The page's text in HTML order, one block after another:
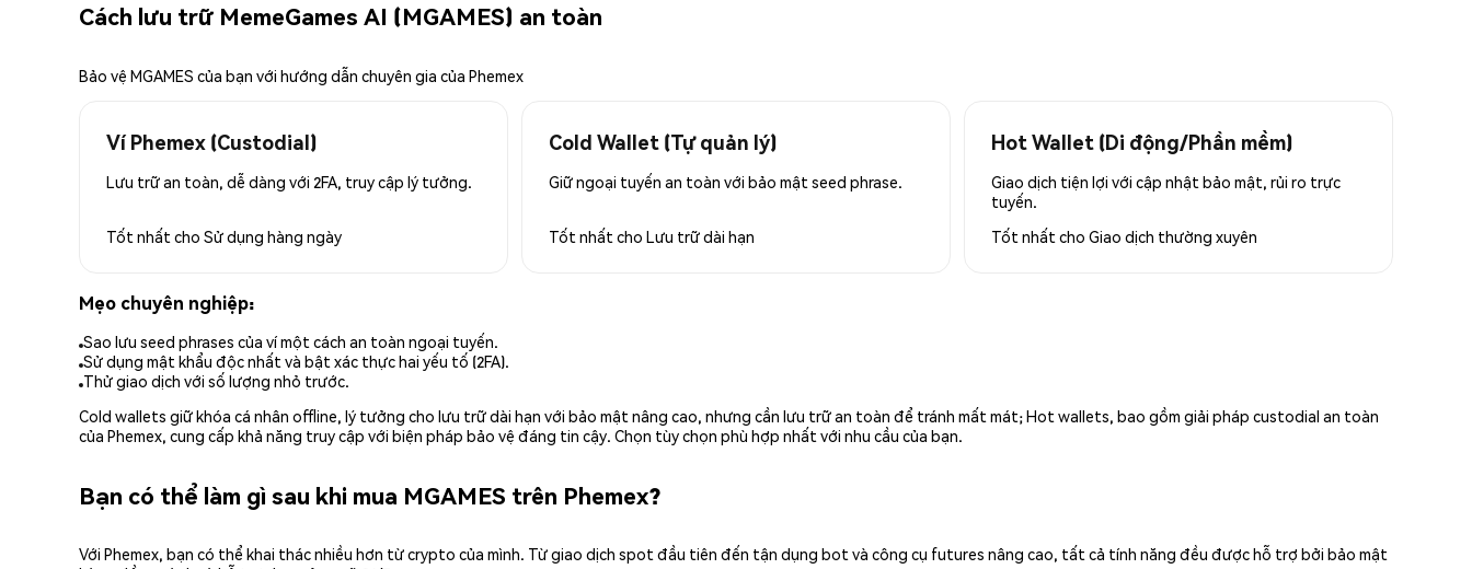
Cách lưu trữ MemeGames AI (MGAMES) an toàn
Bảo vệ MGAMES của bạn với hướng dẫn chuyên gia của Phemex
Ví Phemex (Custodial)
Lưu trữ an toàn, dễ dàng với 2FA, truy cập lý tưởng.
Tốt nhất cho Sử dụng hàng ngày
Cold Wallet (Tự quản lý)
Giữ ngoại tuyến an toàn với bảo mật seed phrase.
Tốt nhất cho Lưu trữ dài hạn
Hot Wallet (Di động/Phần mềm)
Giao dịch tiện lợi với cập nhật bảo mật, rủi ro trực
tuyến.
Tốt nhất cho Giao dịch thường xuyên
Mẹo chuyên nghiệp:
Sao lưu seed phrases của ví một cách an toàn ngoại tuyến.
Sử dụng mật khẩu độc nhất và bật xác thực hai yếu tố (2FA).
Thử giao dịch với số lượng nhỏ trước.
Cold wallets giữ khóa cá nhân offline, lý tưởng cho lưu trữ dài hạn với bảo mật nâng cao, nhưng cần lưu trữ an toàn để tránh mất mát; Hot wallets, bao gồm giải pháp custodial an toàn
của Phemex, cung cấp khả năng truy cập với biện pháp bảo vệ đáng tin cậy. Chọn tùy chọn phù hợp nhất với nhu cầu của bạn.
Bạn có thể làm gì sau khi mua MGAMES trên Phemex?
Với Phemex, bạn có thể khai thác nhiều hơn từ crypto của mình. Từ giao dịch spot đầu tiên đến tận dụng bot và công cụ futures nâng cao, tất cả tính năng đều được hỗ trợ bởi bảo mật